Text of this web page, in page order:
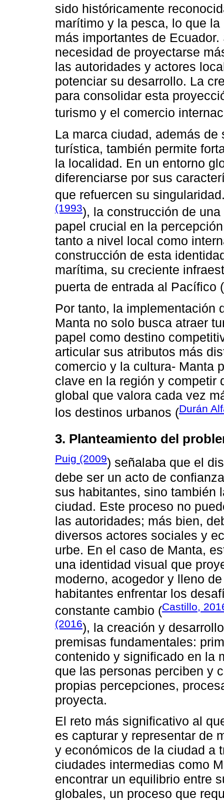
sido históricamente
marítimo y la pesca, lo que
más importantes de
necesidad de proyectarse
las autoridades y actores
potenciar su desarrollo. La
para consolidar esta
turismo y el comercio
La marca ciudad, además
turística, también permite
la localidad. En un entorno
diferenciarse por sus
que refuercen su
(1993), la construcción de
papel crucial en la
tanto a nivel local como
construcción de esta
marítima, su creciente
puerta de entrada al Pacífico (
Por tanto, la implementación
Manta no solo busca atraer
papel como destino
articular sus atributos más
comercio y la cultura- Manta
clave en la región y competir
global que valora cada vez
los destinos urbanos (Durán
3. Planteamiento del
Puig (2009) señalaba que el
debe ser un acto de
sus habitantes, sino también
ciudad. Este proceso no
las autoridades; más bien,
diversos actores sociales y
urbe. En el caso de Manta,
una identidad visual que
moderno, acogedor y lleno
habitantes enfrentar los
constante cambio (Castillo,
(2016), la creación y
premisas fundamentales:
contenido y significado en la
que las personas perciben y
propias percepciones,
proyecta.
El reto más significativo al
es capturar y representar de
y económicos de la ciudad a
ciudades intermedias como
encontrar un equilibrio entre
globales, un proceso que